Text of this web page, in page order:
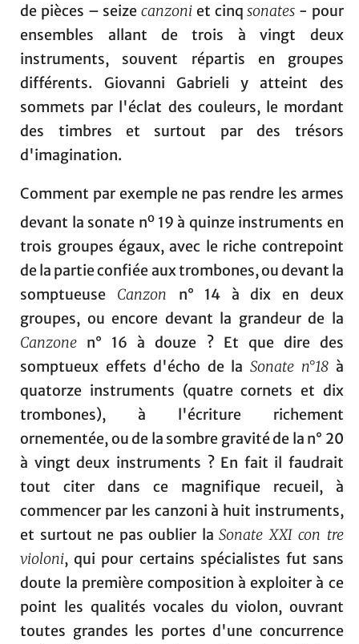
de pièces – seizecanzoni et cinqsonates - pour
ensembles allant de trois à vingt deux
instruments, souvent répartis en groupes
différents. Giovanni Gabrieli y atteint des
sommets par l'éclat des couleurs, le mordant
des timbres et surtout par des trésors
d'imagination.
Comment par exemple ne pas rendre les armes
devant la sonate no19 à quinze instruments en
trois groupes égaux, avec le riche contrepoint
de la partie confiée aux trombones, ou devant la
somptueuse Canzon n° 14 à dix en deux
groupes, ou encore devant la grandeur de la
Canzone n° 16 à douze ? Et que dire des
somptueux effets d'écho de la Sonate n°18 à
quatorze instruments (quatre cornets et dix
trombones), à l'écriture richement
ornementée, ou de la sombre gravité de la n° 20
à vingt deux instruments ? En fait il faudrait
tout citer dans ce magnifique recueil, à
commencer par les canzoni à huit instruments,
et surtout ne pas oublier laSonate XXI con tre
violoni, qui pour certains spécialistes fut sans
doute la première composition à exploiter à ce
point les qualités vocales du violon, ouvrant
toutes grandes les portes d'une concurrence